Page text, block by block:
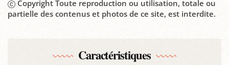
Copyright Toute reproduction ou utilisation, totale ou
partielle des contenus et photos de ce site, est interdite.
Caractéristiques